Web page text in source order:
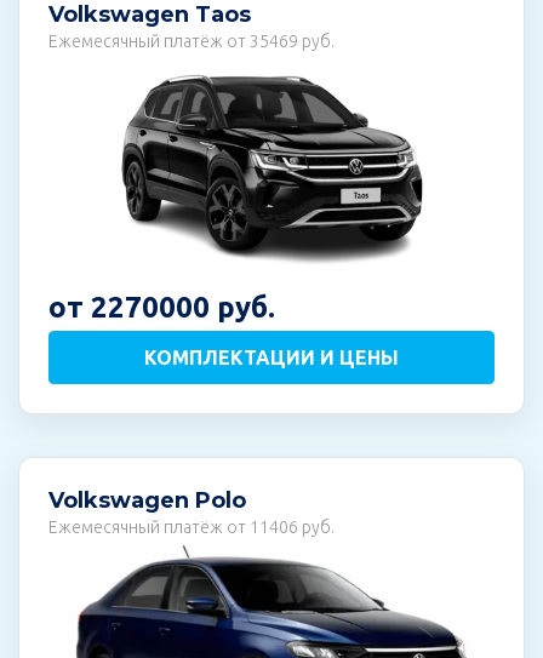
Volkswagen Taos
Ежемесячный платёж от 35469 руб.
от 2270000 руб.
КОМПЛЕКТАЦИИ И ЦЕНЫ
Volkswagen Polo
Ежемесячный платёж от 11406 руб.